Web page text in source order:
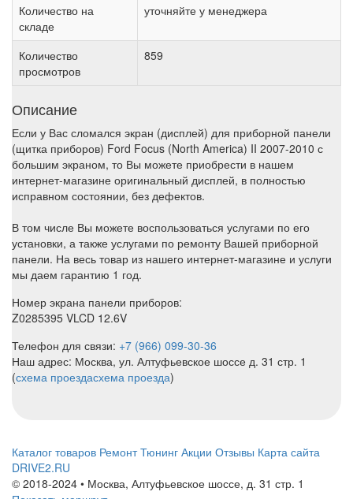
Количество на
складе
уточняйте у менеджера
Количество
просмотров
859
Описание
Если у Вас сломался экран (дисплей) для приборной панели
(щитка приборов) Ford Focus (North America) II 2007-2010 с
большим экраном, то Вы можете приобрести в нашем
интернет-магазине оригинальный дисплей, в полностью
исправном состоянии, без дефектов.
В том числе Вы можете воспользоваться услугами по его
установки, а также услугами по ремонту Вашей приборной
панели. На весь товар из нашего интернет-магазине и услуги
мы даем гарантию 1 год.
Номер экрана панели приборов:
Z0285395 VLCD 12.6V
Телефон для связи: +7 (966) 099-30-36
Наш адрес: Москва, ул. Алтуфьевское шоссе д. 31 стр. 1
(схема проездасхема проезда)
Каталог товаров Ремонт Тюнинг Акции Отзывы Карта сайта
DRIVE2.RU
© 2018-2024 • Москва, Алтуфьевское шоссе, д. 31 стр. 1